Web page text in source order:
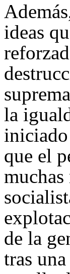
ideas
la
iniciado
que el
de la
tras